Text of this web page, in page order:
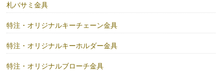
札バサミ金具
特注・オリジナルキーチェーン金具
特注・オリジナルキーホルダー金具
特注・オリジナルブローチ金具